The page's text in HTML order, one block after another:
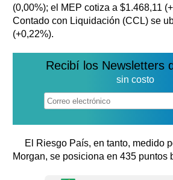
(0,00%); el MEP cotiza a $1.468,11
Contado con Liquidación (CCL) se
(+0,22%).
Recibí los Newsletters
sin costo
El Riesgo País, en tanto, medido
Morgan, se posiciona en 435 puntos